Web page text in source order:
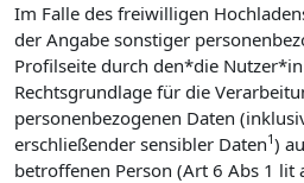
Im Falle des freiwilligen
der Angabe sonstiger
Profilseite durch den*die
Rechtsgrundlage für die
personenbezogenen Daten
erschließender sensibler Daten1)
betroffenen Person (Art 6 Abs 1 lit